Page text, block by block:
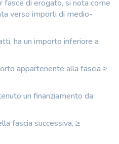
fasce di erogato, si nota come
verso importi di medio-
ha un importo inferiore a
appartenente alla fascia ≥
un finanziamento da
fascia successiva, ≥